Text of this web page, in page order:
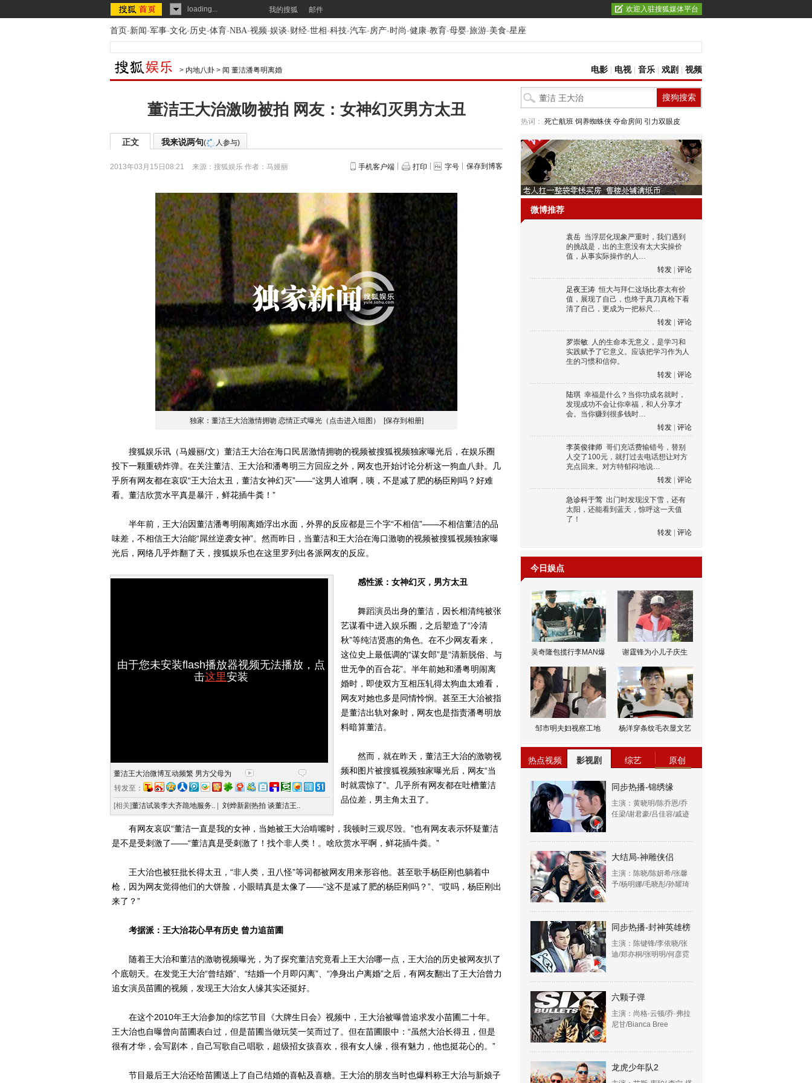
loading... 我的搜狐 邮件 欢迎入驻搜狐媒体平台
首页-新闻-军事-文化-历史-体育-NBA-视频-娱谈-财经-世相-科技-汽车-房产-时尚-健康-教育-母婴-旅游-美食-星座
> 内地八卦 > 闻 董洁潘粤明离婚 电影 电视| 音乐 戏剧 视频
董洁王大治激吻被拍 网友：女神幻灭男方太丑
正文 我来说两句( 人参与)
2013年03月15日08:21 来源： 搜狐娱乐 作者：马嫚丽 手机客户端 打印 字号 保存到博客
独家：董洁王大治激情拥吻 恋情正式曝光（点击进入组图） [保存到相册]
搜狐娱乐讯（马嫚丽/文）董洁王大治在海口民居激情拥吻的视频被搜狐视频独家曝光后，在娱乐圈
投下一颗重磅炸弹。在关注董洁、王大治和潘粤明三方回应之外，网友也开始讨论分析这一狗血八卦。几
乎所有网友都在哀叹“王大治太丑，董洁女神幻灭”——“这男人谁啊，咦，不是减了肥的杨臣刚吗？好难
看。董洁欣赏水平真是暴汗，鲜花插牛粪！”
半年前，王大治因董洁潘粤明闹离婚浮出水面，外界的反应都是三个字“不相信”——不相信董洁的品
味差，不相信王大治能“屌丝逆袭女神”。然而昨日，当董洁和王大治在海口激吻的视频被搜狐视频独家曝
光后，网络几乎炸翻了天，搜狐娱乐也在这里罗列出各派网友的反应。
由于您未安装flash播放器视频无法播放，点
击这里安装
董洁王大治微博互动频繁 男方父母为
转发至：
[相关]董洁试装李大齐跪地服务.. 刘烨新剧热拍 谈董洁王..
感性派：女神幻灭，男方太丑
舞蹈演员出身的董洁，因长相清纯被张
艺谋看中进入娱乐圈，之后塑造了“冷清
秋”等纯洁贤惠的角色。在不少网友看来，
这位史上最低调的“谋女郎”是“清新脱俗、与
世无争的百合花”。半年前她和潘粤明闹离
婚时，即使双方互相压轧得太狗血太难看，
网友对她也多是同情怜悯。甚至王大治被指
是董洁出轨对象时，网友也是指责潘粤明放
料暗算董洁。
然而，就在昨天，董洁王大治的激吻视
频和图片被搜狐视频独家曝光后，网友“当
时就震惊了”。几乎所有网友都在吐槽董洁
品位差，男主角太丑了。
有网友哀叹“董洁一直是我的女神，当她被王大治啃嘴时，我顿时三观尽毁。”也有网友表示怀疑董洁
是不是受刺激了——“董洁真是受刺激了！找个非人类！。啥欣赏水平啊，鲜花插牛粪。”
王大治也被狂批长得太丑，“非人类，丑八怪”等词都被网友用来形容他。甚至歌手杨臣刚也躺着中
枪，因为网友觉得他们的大饼脸，小眼睛真是太像了——“这不是减了肥的杨臣刚吗？”、“哎吗，杨臣刚出
来了？”
考据派：王大治花心早有历史 曾力追苗圃
随着王大治和董洁的激吻视频曝光，为了探究董洁究竟看上王大治哪一点，王大治的历史被网友扒了
个底朝天。在发觉王大治“曾结婚”、“结婚一个月即闪离”、“净身出户离婚”之后，有网友翻出了王大治曾力
追女演员苗圃的视频，发现王大治女人缘其实还挺好。
在这个2010年王大治参加的综艺节目《大牌生日会》视频中，王大治被曝曾追求发小苗圃二十年。
王大治也自曝曾向苗圃表白过，但是苗圃当做玩笑一笑而过了。但在苗圃眼中：“虽然大治长得丑，但是
很有才华，会写剧本，自己写歌自己唱歌，超级招女孩喜欢，很有女人缘，很有魅力，他也挺花心的。”
节目最后王大治还给苗圃送上了自己结婚的喜帖及喜糖。王大治的朋友当时也爆料称王大治与新娘子
热词： 死亡航班 饲养蜘蛛侠 夺命房间 引力双眼皮
微博推荐
袁岳 当浮层化现象严重时，我们遇到
的挑战是，出的主意没有太大实操价
值，从事实际操作的人…
转发
评论
足夜王涛 恒大与拜仁这场比赛太有价
值，展现了自己，也终于真刀真枪下看
清了自己，更成为一把标尺…
转发
评论
罗崇敏 人的生命本无意义，是学习和
实践赋予了它意义。应该把学习作为人
生的习惯和信仰。
转发
评论
陆琪 幸福是什么？当你功成名就时，
发现成功不会让你幸福，和人分享才
会。当你赚到很多钱时…
转发
评论
李英俊律师 哥们充话费输错号，替别
人交了100元，就打过去电话想让对方
充点回来。对方特郁闷地说…
转发
评论
急诊科于莺 出门时发现没下雪，还有
太阳，还能看到蓝天，惊呼这一天值
了！
转发
评论
今日娱点
吴奇隆包揽行李MAN爆 谢霆锋为小儿子庆生
邹市明夫妇视察工地 杨洋穿条纹毛衣显文艺
热点视频 影视剧 综艺 原创
同步热播-锦绣缘
主演：黄晓明/陈乔恩/乔
任梁/谢君豪/吕佳容/戚迹
大结局-神雕侠侣
主演：陈晓/陈妍希/张馨
予/杨明娜/毛晓彤/孙耀琦
同步热播-封神英雄榜
主演：陈键锋/李依晓/张
迪/郑亦桐/张明明/何彦霓
六颗子弹
主演：尚格·云顿/乔·弗拉
尼甘/Bianca Bree
龙虎少年队2